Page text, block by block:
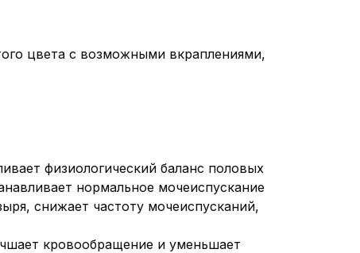
цвета с возможными вкраплениями,
физиологический баланс половых
нормальное мочеиспускание
снижает частоту мочеиспусканий,
кровообращение и уменьшает